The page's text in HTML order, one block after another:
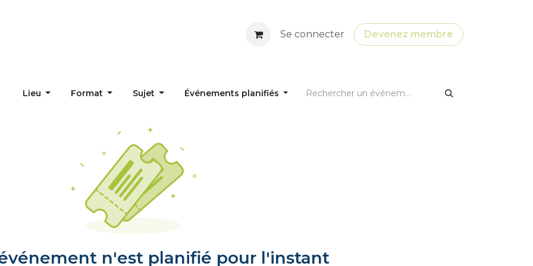
Se connecter Devenez membre
Lieu Format Sujet Événements planifiés
n'est planifié pour l'instant